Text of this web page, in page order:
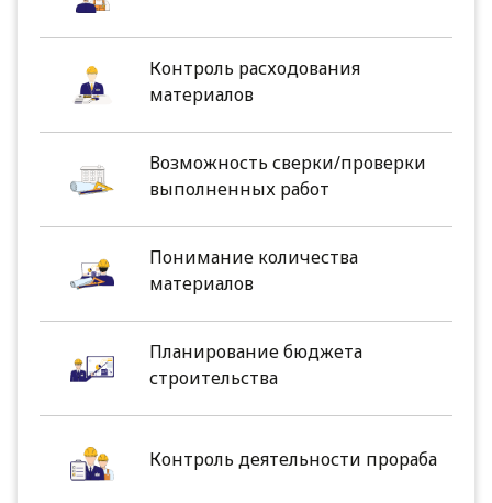
Контроль расходования
материалов
Возможность сверки/проверки
выполненных работ
Понимание количества
материалов
Планирование бюджета
строительства
Контроль деятельности прораба